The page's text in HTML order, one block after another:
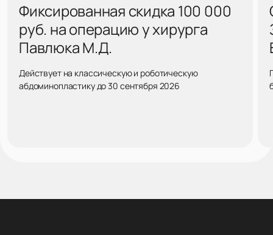
Фиксированная скидка 100 000
руб. на операцию у хирурга
Павлюка М.Д.
Действует на классическую и роботическую
абдоминопластику до 30 сентября 2026